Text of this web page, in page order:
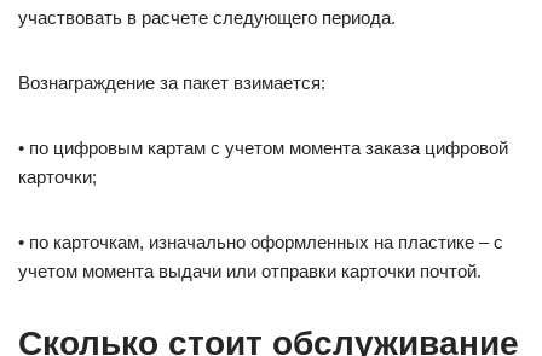
участвовать в расчете следующего периода.
Вознаграждение за пакет взимается:
• по цифровым картам с учетом момента заказа цифровой
карточки;
• по карточкам, изначально оформленных на пластике – с
учетом момента выдачи или отправки карточки почтой.
Сколько стоит обслуживание